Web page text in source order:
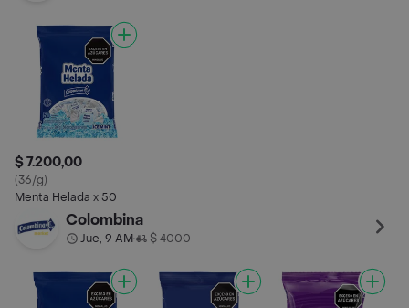
$ 7.200,00
(36/g)
Menta Helada x 50
Colombina
Jue, 9 AM• $ 4000